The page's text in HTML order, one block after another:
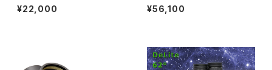
¥22,000 ¥56,100